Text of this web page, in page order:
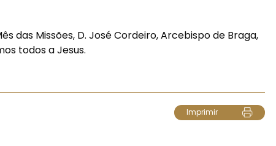
das Missões, D. José Cordeiro, Arcebispo de Braga,
todos a Jesus.
Imprimir